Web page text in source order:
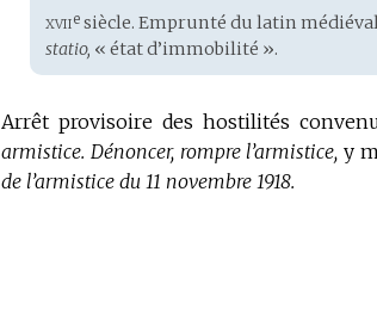
Étymologie
:
xviie siècle. Emprunté dulatin
statio, « état d’immobilité ».
Arrêt provisoire des hostilités
armistice. Dénoncer, rompre l’armistice, y
de l’armistice du 11 novembre 1918.